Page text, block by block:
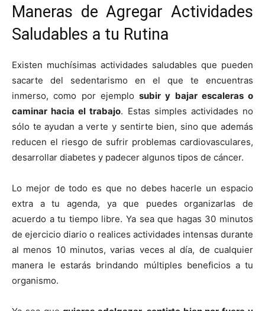
Maneras de Agregar Actividades
Saludables a tu Rutina
Existen muchísimas actividades saludables que pueden
sacarte del sedentarismo en el que te encuentras
inmerso, como por ejemplo subir y bajar escaleras o
caminar hacia el trabajo. Estas simples actividades no
sólo te ayudan a verte y sentirte bien, sino que además
reducen el riesgo de sufrir problemas cardiovasculares,
desarrollar diabetes y padecer algunos tipos de cáncer.
Lo mejor de todo es que no debes hacerle un espacio
extra a tu agenda, ya que puedes organizarlas de
acuerdo a tu tiempo libre. Ya sea que hagas 30 minutos
de ejercicio diario o realices actividades intensas durante
al menos 10 minutos, varias veces al día, de cualquier
manera le estarás brindando múltiples beneficios a tu
organismo.